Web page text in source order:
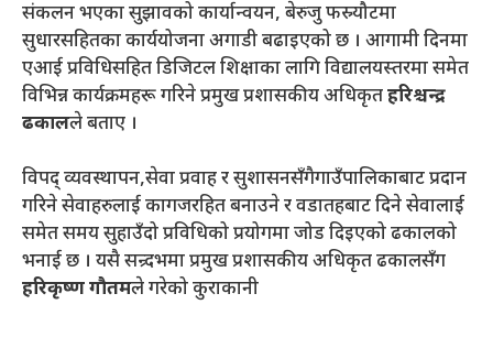
संकलन भएका सुझावको कार्यान्वयन, बेरुजु फस्र्यौटमा
सुधारसहितका कार्ययोजना अगाडी बढाइएको छ । आगामी दिनमा
एआई प्रविधिसहित डिजिटल शिक्षाका लागि विद्यालयस्तरमा समेत
विभिन्न कार्यक्रमहरू गरिने प्रमुख प्रशासकीय अधिकृतहरिश्चन्द्र
ढकालले बताए ।
विपद् व्यवस्थापन,सेवा प्रवाह र सुशासनसँगैगाउँपालिकाबाट प्रदान
गरिने सेवाहरुलाई कागजरहित बनाउने र वडातहबाट दिने सेवालाई
समेत समय सुहाउँदो प्रविधिको प्रयोगमा जोड दिइएको ढकालको
भनाई छ । यसै सन्र्दभमा प्रमुख प्रशासकीय अधिकृत ढकालसँग
हरिकृष्ण गौतमले गरेको कुराकानी